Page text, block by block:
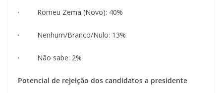
· Romeu Zema (Novo): 40%
· Nenhum/Branco/Nulo: 13%
· Não sabe: 2%
Potencial de rejeição dos candidatos a presidente